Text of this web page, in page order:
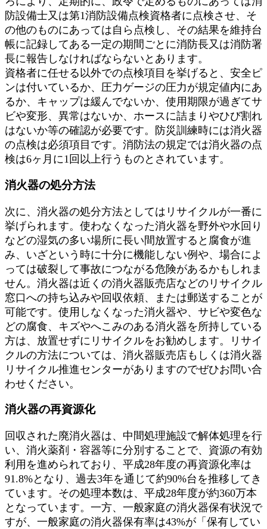
防設備士又は第1消防設備点検資格者に点検させ、そ
の他のものにあっては自ら点検し、その結果を維持台
帳に記録してある一定の期間ごとに消防長又は消防署
長に報告しなければならないとあります。
資格者に任せる以外での点検項目を挙げると、安全ピ
ンは付いているか、圧力ゲージの圧力が規定値内にあ
るか、キャップは緩んでないか、使用期限が過ぎてサ
ビや変形、異常はないか、ホースに詰まりやひび割れ
はないか等の確認が必要です。防災訓練時には消火器
の点検は必須項目です。消防法の規定では消火器の点
検は6ヶ月に1回以上行うものとされています。
消火器の処分方法
次に、消火器の処分方法としてはリサイクルが一番に
挙げられます。使わなくなった消火器を野外や水回り
などの湿気の多い場所に長い間放置すると腐食が進
み、いざという時に十分に機能しない例や、場合によ
っては破裂して事故につながる危険があるかもしれま
せん。消火器は近くの消火器販売店などのリサイクル
窓口への持ち込みや回収依頼、または郵送することが
可能です。使用しなくなった消火器や、サビや変色な
どの腐食、キズやへこみのある消火器を所持している
方は、放置せずにリサイクルをお勧めします。リサイ
クルの方法については、消火器販売店もしくは消火器
リサイクル推進センターがありますのでぜひお問い合
わせください。
消火器の再資源化
回収された廃消火器は、中間処理施設で解体処理を行
い、消火薬剤・容器等に分別することで、資源の有効
利用を進められており、平成28年度の再資源化率は
91.8%となり、過去3年を通じて約90%台を推移してき
ています。その処理本数は、平成28年度が約360万本
となっています。一方、一般家庭の消火器保有状況で
すが、一般家庭の消火器保有率は43%が「保有してい